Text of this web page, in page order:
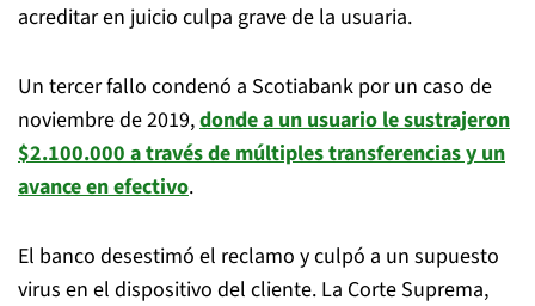
acreditar en juicio culpa grave de la usuaria.
Un tercer fallo condenó a Scotiabank por un caso de
noviembre de 2019,donde a un usuario le sustrajeron
$2.100.000 a través de múltiples transferencias y un
avance en efectivo.
El banco desestimó el reclamo y culpó a un supuesto
virus en el dispositivo del cliente. La Corte Suprema,